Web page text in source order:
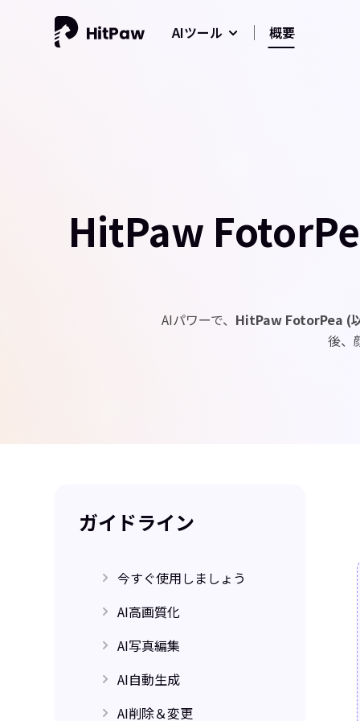
AIツール 概要
HitPaw
AIパワーで、 HitPaw FotorPea (
後、
ガイドライン
今すぐ使用しましょう
開始
AI高画質化
単一画像の高画質化
複数画像のバッチ高画質化
マルチモデル
AI写真編集
AI写真編集
AI自動生成
AI画像自動生成
AI削除＆変更